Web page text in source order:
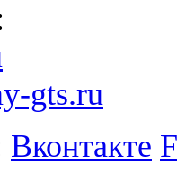
gts.ru
Вконтакте